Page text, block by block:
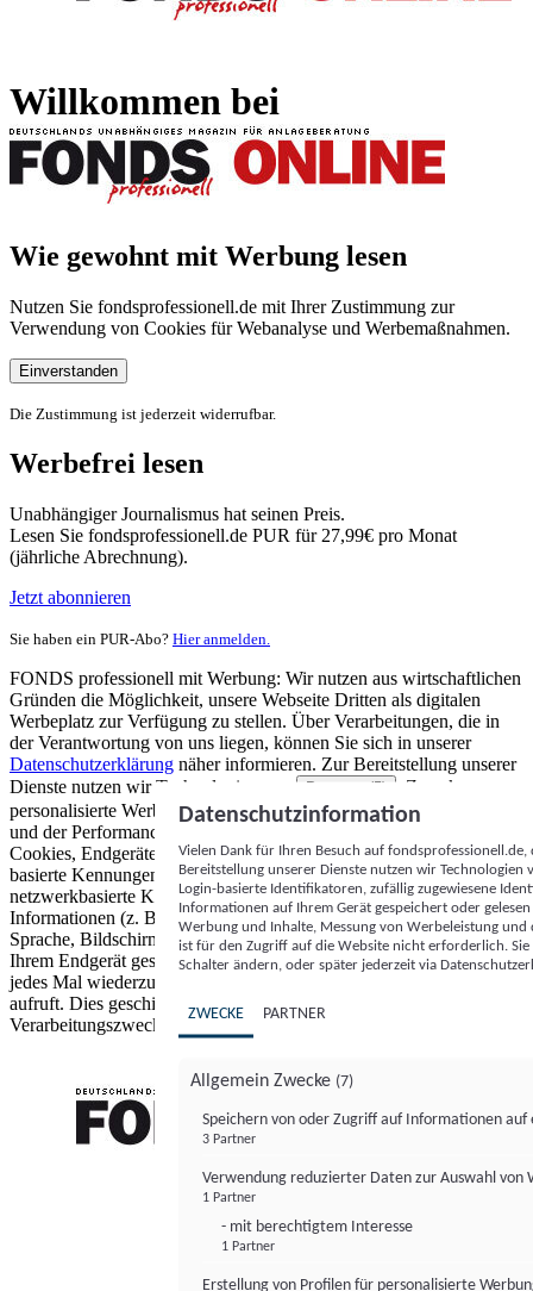
Willkommen bei
Wie gewohnt mit Werbung lesen
Nutzen Sie fondsprofessionell.de mit Ihrer Zustimmung zur
Verwendung von Cookies für Webanalyse und Werbemaßnahmen.
Einverstanden
Die Zustimmung ist jederzeit widerrufbar.
Werbefrei lesen
Unabhängiger Journalismus hat seinen Preis.
Lesen Sie fondsprofessionell.de PUR für 27,99€ pro Monat
(jährliche Abrechnung).
Jetzt abonnieren
Sie haben ein PUR-Abo? Hier anmelden.
FONDS professionell mit Werbung: Wir nutzen aus wirtschaftlichen
Gründen die Möglichkeit, unsere Webseite Dritten als digitalen
Werbeplatz zur Verfügung zu stellen. Über Verarbeitungen, die in
der Verantwortung von uns liegen, können Sie sich in unserer
Datenschutzerklärung näher informieren. Zur Bereitstellung unserer
Dienste nutzen wir Technologien von
Partnern (5)
. Zwecke:
personalisierte Werbung und Inhalte, Messung von Werbeleistung
und der Performance von Inhalten sowie Zielgruppenforschung.
Cookies, Endgeräte- oder ähnliche Online-Kennungen (z. B. login-
basierte Kennungen, zufällig generierte Kennungen,
netzwerkbasierte Kennungen) können zusammen mit anderen
Informationen (z. B. Browsertyp und Browserinformationen,
Sprache, Bildschirmgröße, unterstützte Technologien usw.) auf
Ihrem Endgerät gespeichert oder von dort ausgelesen werden, um es
jedes Mal wiederzuerkennen, wenn es eine App oder einer Webseite
aufruft. Dies geschieht für einen oder mehrere der hier aufgeführten
Verarbeitungszwecke.
Datenschutzinformation
Vielen Dank für Ihren Besuch auf
Bereitstellung unserer Dienste nutzen wir Technologien
Login-basierte Identifikatoren, zufällig zugewiesene
Informationen auf Ihrem Gerät gespeichert oder
Werbung und Inhalte, Messung von Werbeleistung
ist für den Zugriff auf die Website nicht erforderlich.
Schalter ändern, oder später jederzeit via
ZWECKE PARTNER
Allgemein Zwecke (7)
Speichern von oder Zugriff auf Informationen auf
3 Partner
Verwendung reduzierter Daten zur Auswahl von
1 Partner
- mit berechtigtem Interesse
1 Partner
Erstellung von Profilen für personalisierte
FONDS professionell